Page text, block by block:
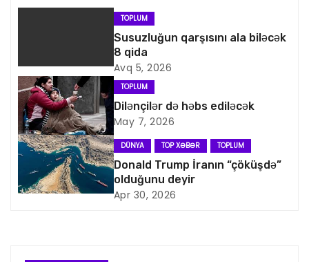
a
i
q
a
s
i
TOPLUM
Susuzluğun qarşısını ala biləcək
8 qida
Avq 5, 2026
TOPLUM
Dilənçilər də həbs ediləcək
May 7, 2026
DÜNYA TOP XƏBƏR TOPLUM
Donald Trump İranın “çöküşdə”
olduğunu deyir
Apr 30, 2026